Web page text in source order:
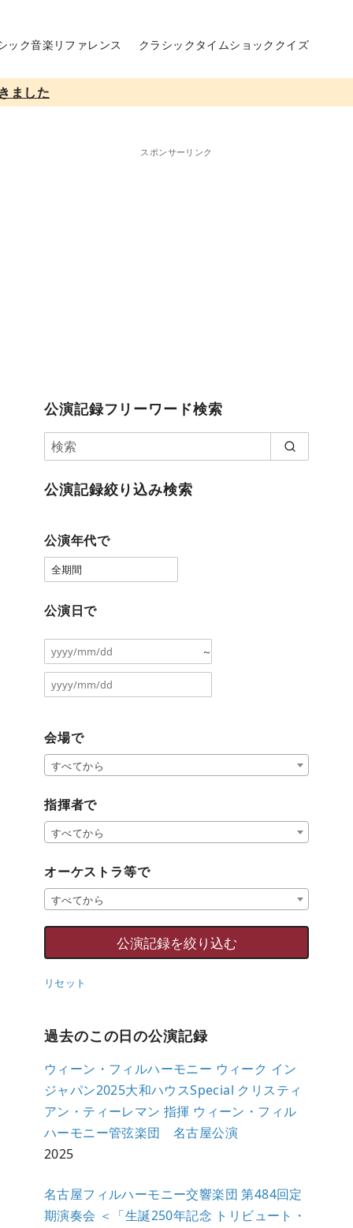
ック音楽リファレンス クラシックタイムショッククイズ
ました
スポンサーリンク
公演記録フリーワード検索
公演記録絞り込み検索
公演年代で
公演日で
～
会場で
すべてから
指揮者で
すべてから
オーケストラ等で
すべてから
リセット
過去のこの日の公演記録
ウィーン・フィルハーモニー ウィーク イン
ジャパン2025大和ハウスSpecial クリスティ
アン・ティーレマン 指揮 ウィーン・フィル
ハーモニー管弦楽団 名古屋公演
2025
名古屋フィルハーモニー交響楽団 第484回定
期演奏会 ＜「生誕250年記念 トリビュート・